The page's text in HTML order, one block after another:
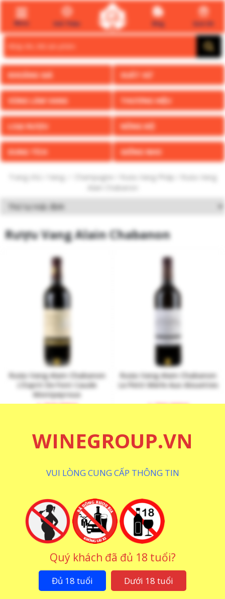
WINEGROUP.VN
VUI LÒNG CUNG CẤP THÔNG TIN
Quý khách đã đủ 18 tuổi?
Đủ 18 tuổi Dưới 18 tuổi
Menu Giới Thiệu Blog Quà tết
Search
for:
KHOẢNG GIÁ XUẤT XỨ
VÙNG LÀM VANG THƯƠNG HIỆU
LOẠI RƯỢU NỒNG ĐỘ
DUNG TÍCH GIỐNG NHO
Trang chủ Vang ✅ Champagne Rượu Vang Pháp
/ Rượu Vang
Rượu Vang Alain Chabanon
Rượu Vang Alain Chabanon
L’Esprit De Font Caude
Montpeyroux
1.718.000₫
Rượu Vang Alain Chabanon
Le Petit Merle Aux Alouettes
1.730.000₫
Rượu Vang Alain Chabanon
1.629.000₫
Rượu Vang Alain Chabanon
Petit Merle Aux Alouettes
187.000₫